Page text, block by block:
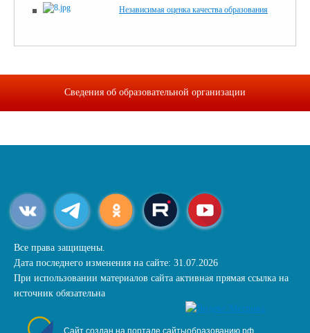
Независимая оценка качества образования
Сведения об образовательной организации
Все права защищены.
Дата последнего изменения на сайте: 31.07.2026
При использовании материалов сайта активная прямая ссылка на
источник обязательна